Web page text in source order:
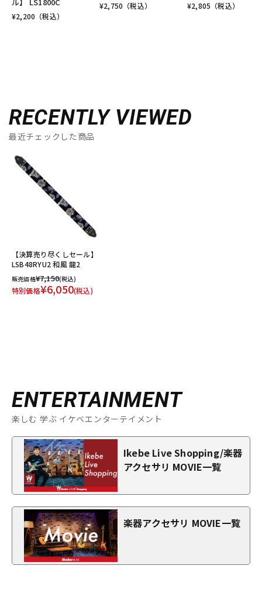
¥2,200 （税込）
¥2,750 （税込） ¥2,805 （税込）
RECENTLY VIEWED
最近チェックした商品
【決算売り尽くしセール】
LSB48RYU2 和風 龍2
販売価格¥7,150(税込)
特別価格¥6,050(税込)
ENTERTAINMENT
楽しむ 学ぶ イケベエンターテイメント
Ikebe Live Shopping/楽器
アクセサリ MOVIE一覧
楽器アクセサリ MOVIE一覧